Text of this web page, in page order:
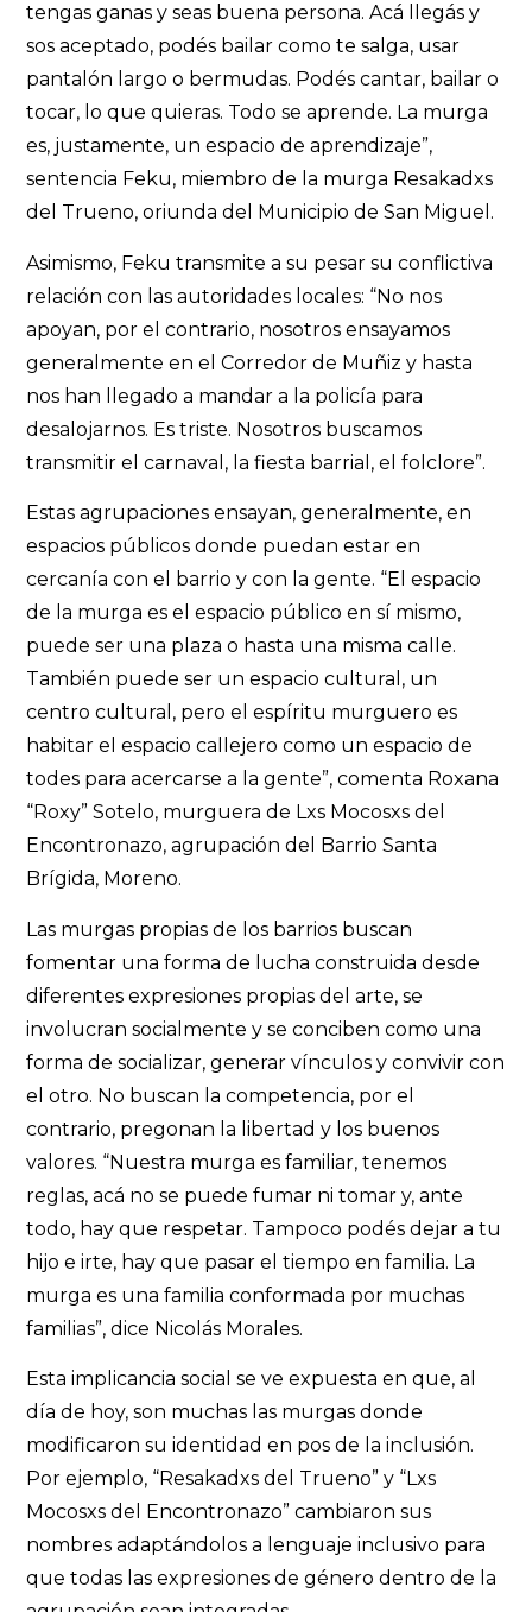
tengas ganas y seas buena persona. Acá llegás y
sos aceptado, podés bailar como te salga, usar
pantalón largo o bermudas. Podés cantar, bailar o
tocar, lo que quieras. Todo se aprende. La murga
es, justamente, un espacio de aprendizaje”,
sentencia Feku, miembro de la murga Resakadxs
del Trueno, oriunda del Municipio de San Miguel.
Asimismo, Feku transmite a su pesar su conflictiva
relación con las autoridades locales: “No nos
apoyan, por el contrario, nosotros ensayamos
generalmente en el Corredor de Muñiz y hasta
nos han llegado a mandar a la policía para
desalojarnos. Es triste. Nosotros buscamos
transmitir el carnaval, la fiesta barrial, el folclore”.
Estas agrupaciones ensayan, generalmente, en
espacios públicos donde puedan estar en
cercanía con el barrio y con la gente. “El espacio
de la murga es el espacio público en sí mismo,
puede ser una plaza o hasta una misma calle.
También puede ser un espacio cultural, un
centro cultural, pero el espíritu murguero es
habitar el espacio callejero como un espacio de
todes para acercarse a la gente”, comenta Roxana
“Roxy” Sotelo, murguera de Lxs Mocosxs del
Encontronazo, agrupación del Barrio Santa
Brígida, Moreno.
Las murgas propias de los barrios buscan
fomentar una forma de lucha construida desde
diferentes expresiones propias del arte, se
involucran socialmente y se conciben como una
forma de socializar, generar vínculos y convivir con
el otro. No buscan la competencia, por el
contrario, pregonan la libertad y los buenos
valores. “Nuestra murga es familiar, tenemos
reglas, acá no se puede fumar ni tomar y, ante
todo, hay que respetar. Tampoco podés dejar a tu
hijo e irte, hay que pasar el tiempo en familia. La
murga es una familia conformada por muchas
familias”, dice Nicolás Morales.
Esta implicancia social se ve expuesta en que, al
día de hoy, son muchas las murgas donde
modificaron su identidad en pos de la inclusión.
Por ejemplo, “Resakadxs del Trueno” y “Lxs
Mocosxs del Encontronazo” cambiaron sus
nombres adaptándolos a lenguaje inclusivo para
que todas las expresiones de género dentro de la